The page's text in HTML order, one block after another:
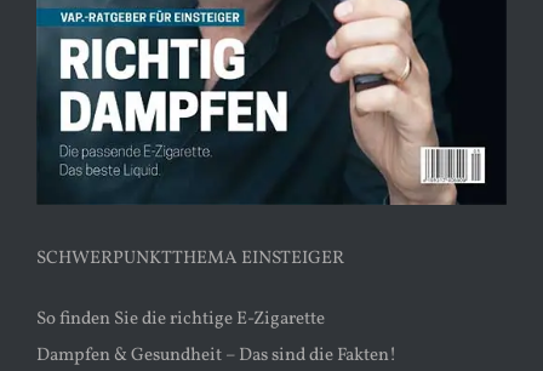
SCHWERPUNKTTHEMA EINSTEIGER
So finden Sie die richtige E-Zigarette
Dampfen & Gesundheit – Das sind die Fakten!